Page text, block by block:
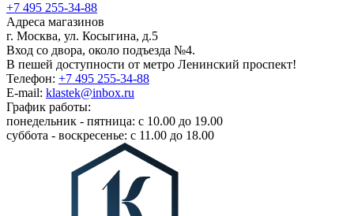
+7 495 255-34-88
Адреса магазинов
г. Москва, ул. Косыгина, д.5
Вход со двора, около подъезда №4.
В пешей доступности от метро Ленинский проспект!
Телефон: +7 495 255-34-88
E-mail: klastek@inbox.ru
График работы:
понедельник - пятница: с 10.00 до 19.00
суббота - воскресенье: с 11.00 до 18.00